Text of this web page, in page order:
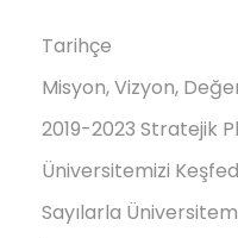
Tarihçe
Misyon, Vizyon,
2019-2023 Stratejik
Üniversitemizi
Sayılarla